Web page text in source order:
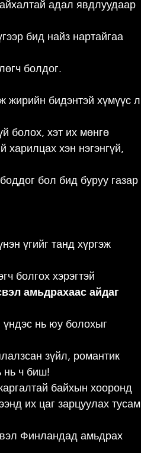
адал явдлуудаар
бид найз нартайгаа
болдог.
жирийн бидэнтэй хүмүүс л
болох, хэт их мөнгө
харилцах хэн нэгэнгүй,
бол бид буруу газар
үгийг танд хүргэж
болгох хэрэгтэй
амьдрахаас айдаг
нь юу болохыг
зүйл, романтик
нь ч биш!
байхын хооронд
их цаг зарцуулах тусам
Финландад амьдрах